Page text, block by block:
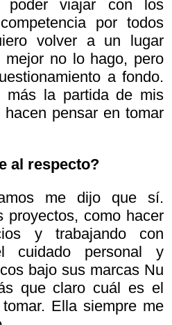
poder viajar con los
por todos
volver a un lugar
mejor no lo hago, pero
a fondo.
más la partida de mis
pensar en tomar
al respecto?
me dijo que sí.
proyectos, como hacer
y trabajando con
cuidado personal y
bajo sus marcas Nu
que claro cuál es el
Ella siempre me